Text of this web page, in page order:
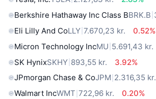
Berkshire Hathaway Inc Class BBRK.B
Eli Lilly And CoLLY 7.670,23 kr.
0.52%
Micron Technology IncMU 5.691,43 kr.
SK HynixSKHY 893,55 kr.
3.92%
JPmorgan Chase & CoJPM 2.316,35 kr.
Walmart IncWMT 722,96 kr. 0.20%